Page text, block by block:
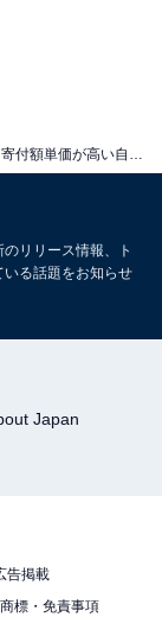
リリース情報、ト
る話題をお知らせ
Japan
告掲載
標・免責事項